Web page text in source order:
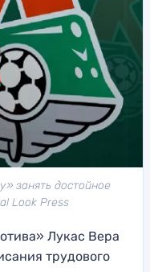
занять достойное
Look Press
Лукас Вера
трудового